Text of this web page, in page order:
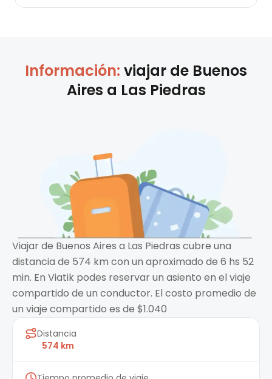
Información: viajar de Buenos
Aires a Las Piedras
Viajar de Buenos Aires a Las Piedras cubre una
distancia de 574 km con un aproximado de 6 hs 52
min. En Viatik podes reservar un asiento en el viaje
compartido de un conductor. El costo promedio de
un viaje compartido es de $1.040
Distancia
574 km